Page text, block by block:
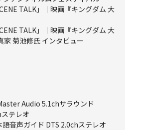
TALK」｜映画『キングダム 大
TALK」｜映画『キングダム 大
家 菊池修氏 インタビュー
Audio 5.1chサラウンド
テレオ
音声ガイド DTS 2.0chステレオ